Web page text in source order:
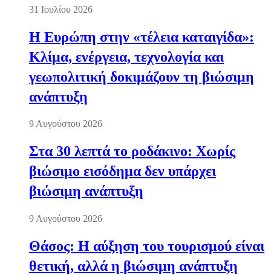
31 Ιουλίου 2026
Η Ευρώπη στην «τέλεια καταιγίδα»:
Κλίμα, ενέργεια, τεχνολογία και
γεωπολιτική δοκιμάζουν τη βιώσιμη
ανάπτυξη
9 Αυγούστου 2026
Στα 30 λεπτά το ροδάκινο: Χωρίς
βιώσιμο εισόδημα δεν υπάρχει
βιώσιμη ανάπτυξη
9 Αυγούστου 2026
Θάσος: Η αύξηση του τουρισμού είναι
θετική, αλλά η βιώσιμη ανάπτυξη